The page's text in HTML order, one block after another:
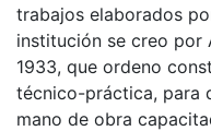
trabajos elaborados
institución se creo por
1933, que ordeno
técnico-práctica, para
mano de obra